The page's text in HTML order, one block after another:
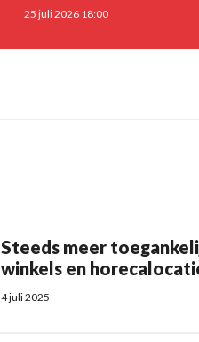
25 juli 2026 18:00
Steeds meer
winkels en
gemeente Losser
4 juli 2025